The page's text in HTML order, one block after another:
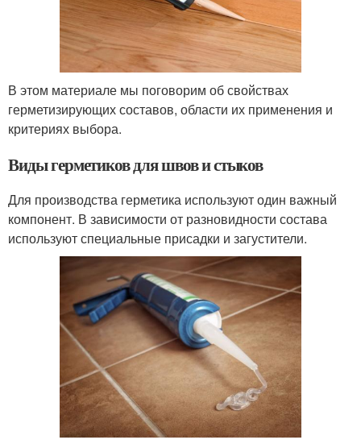
В этом материале мы поговорим об свойствах
герметизирующих составов, области их применения и
критериях выбора.
Виды герметиков для швов и стыков
Для производства герметика используют один важный
компонент. В зависимости от разновидности состава
используют специальные присадки и загустители.